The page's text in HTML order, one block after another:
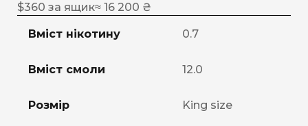
$360 за ящик≈ 16 200 ₴
Вміст нікотину 0.7
Вміст смоли 12.0
Розмір King size